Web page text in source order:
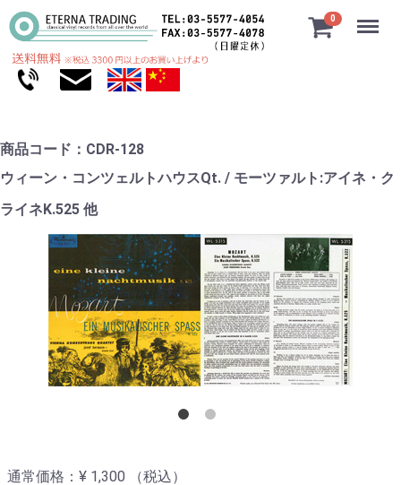
0 Menu
商品コード：CDR-128
ウィーン・コンツェルトハウスQt. / モーツァルト:アイネ・ク
ライネK.525 他
通常価格： ¥ 1,300 （税込）